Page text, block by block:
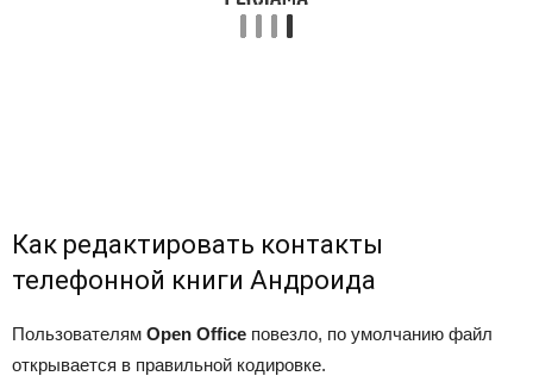
Как редактировать контакты
телефонной книги Андроида
Пользователям Open Office повезло, по умолчанию файл
открывается в правильной кодировке.